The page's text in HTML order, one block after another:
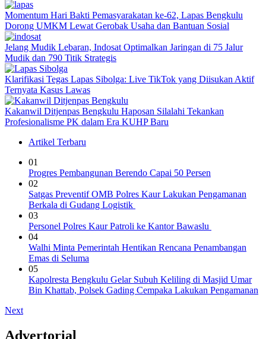
Momentum Hari Bakti Pemasyarakatan ke-62, Lapas Bengkulu
Dorong UMKM Lewat Gerobak Usaha dan Bantuan Sosial
Jelang Mudik Lebaran, Indosat Optimalkan Jaringan di 75 Jalur
Mudik dan 790 Titik Strategis
Klarifikasi Tegas Lapas Sibolga: Live TikTok yang Diisukan Aktif
Ternyata Kasus Lawas
Kakanwil Ditjenpas Bengkulu Haposan Silalahi Tekankan
Profesionalisme PK dalam Era KUHP Baru
Artikel Terbaru
01
Progres Pembangunan Berendo Capai 50 Persen
02
Satgas Preventif OMB Polres Kaur Lakukan Pengamanan
Berkala di Gudang Logistik
03
Personel Polres Kaur Patroli ke Kantor Bawaslu
04
Walhi Minta Pemerintah Hentikan Rencana Penambangan
Emas di Seluma
05
Kapolresta Bengkulu Gelar Subuh Keliling di Masjid Umar
Bin Khattab, Polsek Gading Cempaka Lakukan Pengamanan
Next
Advertorial